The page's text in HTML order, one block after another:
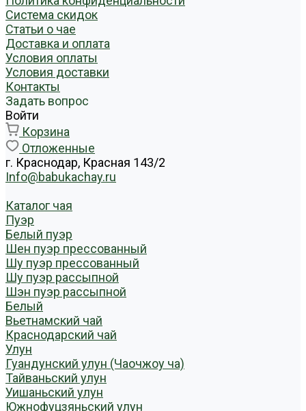
Система скидок
Статьи о чае
Доставка и оплата
Условия оплаты
Условия доставки
Контакты
Задать вопрос
Войти
Корзина
Отложенные
г. Краснодар, Красная 143/2
Info@babukachay.ru
Каталог чая
Пуэр
Белый пуэр
Шен пуэр прессованный
Шу пуэр прессованный
Шу пуэр рассыпной
Шэн пуэр рассыпной
Белый
Вьетнамский чай
Краснодарский чай
Улун
Гуандунский улун (Чаочжоу ча)
Тайваньский улун
Уишаньский улун
Южнофуцзяньский улун